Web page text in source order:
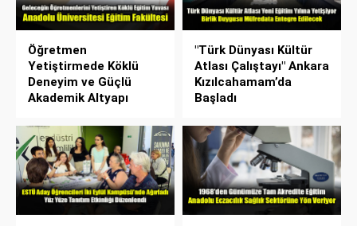
Öğretmen
Yetiştirmede Köklü
Deneyim ve Güçlü
Akademik Altyapı
"Türk Dünyası Kültür
Atlası Çalıştayı" Ankara
Kızılcahamam’da
Başladı